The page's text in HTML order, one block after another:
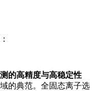
的高精度与高稳定性
的典范。全固态离子选